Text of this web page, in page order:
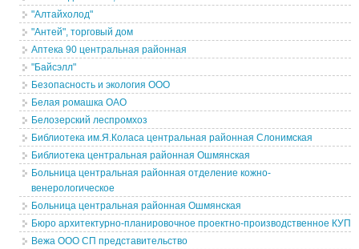
"Алтайхолод"
"Антей", торговый дом
Аптека 90 центральная районная
"Байсэлл"
Безопасность и экология ООО
Белая ромашка ОАО
Белозерский леспромхоз
Библиотека им.Я.Коласа центральная районная Слонимская
Библиотека центральная районная Ошмянская
Больница центральная районная отделение кожно-
венерологическое
Больница центральная районная Ошмянская
Бюро архитектурно-планировочное проектно-производственное КУП
Вежа ООО СП представительство